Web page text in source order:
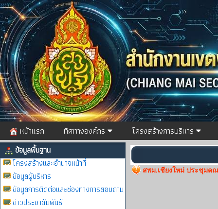
หน้าแรก ทิศทางองค์กร โครงสร้างการบริหาร
ข้อมูลพื้นฐาน
โครงสร้างและอำนาจหน้าที่
ข้อมูลผู้บริหาร
ข้อมูลการติดต่อและช่องทางการสอบถาม
ข่าวประชาสัมพันธ์
สพม.เชียงใหม่ ประชุมค